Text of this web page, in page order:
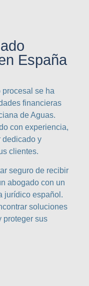
España
se ha
financieras
de Aguas.
con experiencia,
dedicado y
clientes.
seguro de recibir
abogado con un
jurídico español.
soluciones
proteger sus